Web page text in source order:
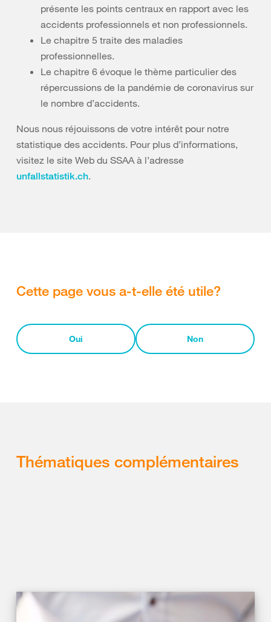
présente les points centraux en rapport avec les
accidents professionnels et non professionnels.
Le chapitre 5 traite des maladies
professionnelles.
Le chapitre 6 évoque le thème particulier des
répercussions de la pandémie de coronavirus sur
le nombre d’accidents.
Nous nous réjouissons de votre intérêt pour notre
statistique des accidents. Pour plus d’informations,
visitez le site Web du SSAA à l’adresse
unfallstatistik.ch.
Cette page vous a-t-elle été utile?
Oui Non
Thématiques complémentaires